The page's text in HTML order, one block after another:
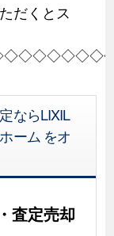
だくとス
ならLIXIL
ーム をオ
査定売却